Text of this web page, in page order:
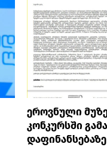
ეროვნული
კონკურსში